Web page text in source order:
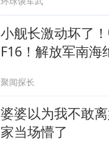
小舰长激动坏了
F16！解放军南海
聚闻探长
婆婆以为我不敢
家当场懵了